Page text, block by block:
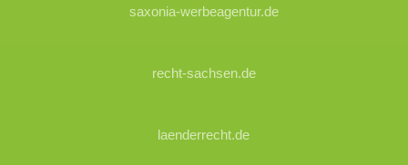
saxonia-werbeagentur.de
recht-sachsen.de
laenderrecht.de